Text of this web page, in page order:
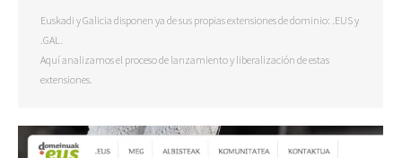
Euskadi y Galicia disponen ya de sus propias extensiones de dominio: .EUS y
.GAL.
Aquí analizamos el proceso de lanzamiento y liberalización de estas
extensiones.